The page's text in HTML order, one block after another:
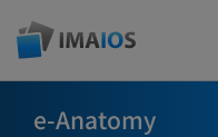
e-Anatomy